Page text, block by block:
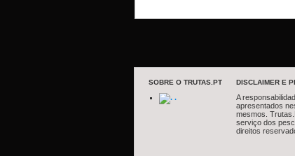
SOBRE O TRUTAS.PT
.
DISCLAIMER E
A
apresentados
mesmos.
serviço dos
direitos